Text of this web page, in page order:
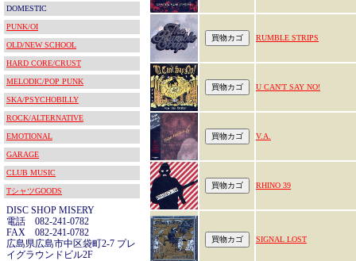
DOMESTIC
PUNK/OI
OLD/NEW SCHOOL
HARD CORE/CRUST
MELODIC/POP PUNK
SKA/PSYCHOBILLY
ROCK/ALTERNATIVE
EMOTIONAL
GARAGE
CLUB MUSIC
TシャツGOODS
DISC SHOP MISERY
電話 082-241-0782
FAX 082-241-0782
広島県広島市中区袋町2-7 プレ
イグラウンドビル2F
RUMBLE STRIPS
U CAN'T SAY NO!
V.A.
RHINO 39
SIGNAL LOST